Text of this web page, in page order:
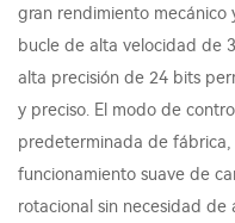
gran rendimiento mecánico
bucle de alta velocidad de
alta precisión de 24 bits
y preciso. El modo de
predeterminada de
funcionamiento suave de
rotacional sin necesidad